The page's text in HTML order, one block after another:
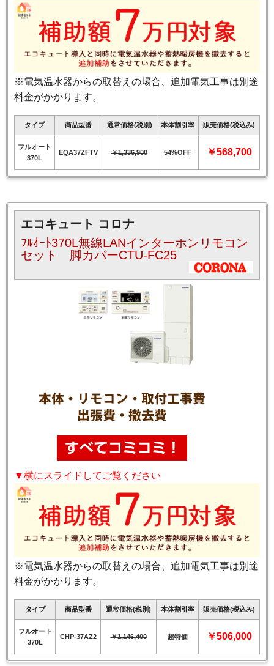
※電気温水器からの取替えの場合、追加電気工事は別途
料金がかかります。
タイプ 商品型番 通常価格(税別) 本体割引率 販売価格(税込み)
フルオート
370L
EQA37ZFTV ￥1,336,900 54%OFF ￥568,700
エコキュート コロナ
ﾌﾙｵｰﾄ370L無線LANインターホンリモコン
セット 脚カバーCTU-FC25
▼横にスライドしてご覧ください
※電気温水器からの取替えの場合、追加電気工事は別途
料金がかかります。
タイプ 商品型番 通常価格(税別) 本体割引率 販売価格(税込み)
フルオート
370L
CHP-37AZ2 ￥1,146,400 超特価 ￥506,000